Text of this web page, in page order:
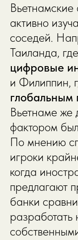
Вьетнамские
активно
соседей.
Таиланда, где
цифровые
и Филиппин,
Вьетнаме
фактором
По мнению
игроки
когда
предлагают
банки
разработать